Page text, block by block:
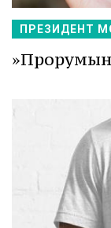
ПРЕЗИДЕНТ